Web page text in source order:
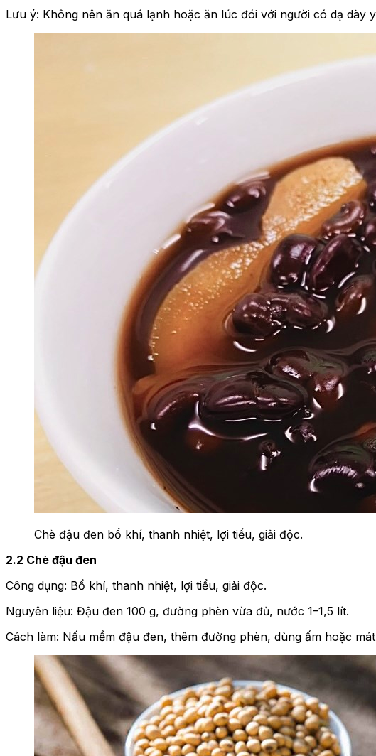
Lưu ý: Không nên ăn quá lạnh hoặc ăn lúc đói với người có dạ dày
Chè đậu đen bổ khí, thanh nhiệt, lợi tiểu, giải độc.
2.2 Chè đậu đen
Công dụng: Bổ khí, thanh nhiệt, lợi tiểu, giải độc.
Nguyên liệu: Đậu đen 100 g, đường phèn vừa đủ, nước 1–1,5 lít.
Cách làm: Nấu mềm đậu đen, thêm đường phèn, dùng ấm hoặc